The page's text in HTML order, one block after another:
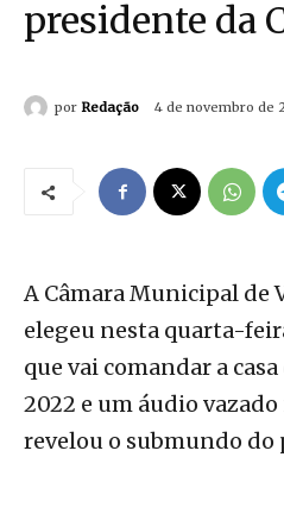
presidente da
por Redação 4 de novembro de
A Câmara Municipal de
elegeu nesta quarta-
que vai comandar a
2022 e um áudio vazado
revelou o submundo do